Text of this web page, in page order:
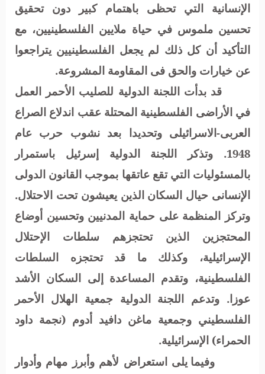
الإنسانية التي تحظى باهتمام كبير دون تحقيق
تحسين ملموس في حياة ملايين الفلسطينيين، مع
التأكيد أن كل ذلك لم يجعل الفلسطينيين يتراجعوا
عن خيارات والحق فى المقاومة المشروعة.
قد بدأت اللجنة الدولية للصليب الأحمر العمل
في الأراضى الفلسطينية المحتلة عقب اندلاع الصراع
العربى-الاسرائيلى وتحديدا بعد نشوب حرب عام
1948. وتذكر اللجنة الدولية إسرئيل باستمرار
بالمسئوليات التي تقع عاتقها بموجب القانون الدولى
الإنسانى حيال السكان الذين يعيشون تحت الاحتلال.
وتركز المنظمة على حماية المدنيين وتحسين أوضاع
المحتجزين الذين تحتجزهم سلطات الإحتلال
الإسرائيلية، وكذلك ما قد تحتجزه السلطات
الفلسطينية، وتقدم المساعدة إلى السكان الأشد
عوزا. وتدعم اللجنة الدولية جمعية الهلال الأحمر
الفلسطيني وجمعية ماغن دافيد أدوم (نجمة داود
الحمراء) الإسرائيلية.
وفيما يلى استعراض لأهم وأبرز مهام وأدوار